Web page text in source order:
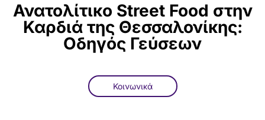
Ανατολίτικο Street Food στην
Καρδιά της Θεσσαλονίκης:
Οδηγός Γεύσεων
Κοινωνικά